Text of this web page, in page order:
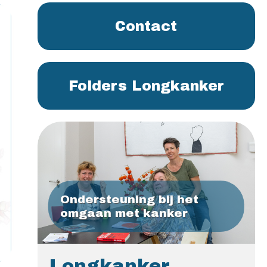
Contact
Folders Longkanker
Ondersteuning bij het
omgaan met kanker